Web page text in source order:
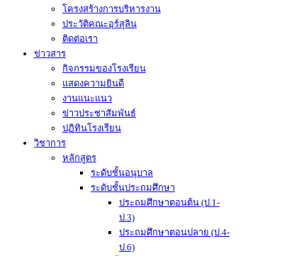
โครงสร้างการบริหารงาน
ประวัติคณะอุร์สุลิน
ติดต่อเรา
ข่าวสาร
กิจกรรมของโรงเรียน
แสดงความยินดี
งานแนะแนว
ข่าวประชาสัมพันธ์
ปฏิทินโรงเรียน
วิชาการ
หลักสูตร
ระดับชั้นอนุบาล
ระดับชั้นประถมศึกษา
ประถมศึกษาตอนต้น (ป.1-
ป.3)
ประถมศึกษาตอนปลาย (ป.4-
ป.6)